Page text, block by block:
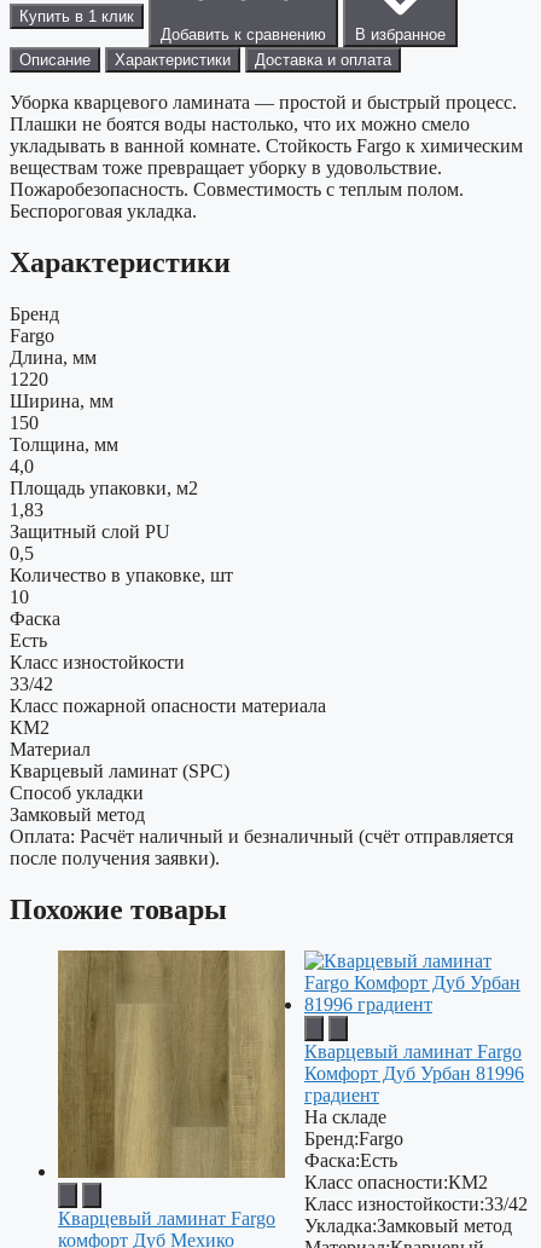
Купить в 1 клик
Добавить к сравнению
В избранное
Описание
Характеристики Доставка и оплата
Уборка кварцевого ламината — простой и быстрый процесс.
Плашки не боятся воды настолько, что их можно смело
укладывать в ванной комнате. Стойкость Fargo к химическим
веществам тоже превращает уборку в удовольствие.
Пожаробезопасность. Совместимость с теплым полом.
Беспороговая укладка.
Характеристики
Бренд
Fargo
Длина, мм
1220
Ширина, мм
150
Толщина, мм
4,0
Площадь упаковки, м2
1,83
Защитный слой PU
0,5
Количество в упаковке, шт
10
Фаска
Есть
Класс изностойкости
33/42
Класс пожарной опасности материала
КМ2
Материал
Кварцевый ламинат (SPC)
Способ укладки
Замковый метод
Оплата: Расчёт наличный и безналичный (счёт отправляется
после получения заявки).
Похожие товары
Кварцевый ламинат Fargo
комфорт Дуб Мехико
Кварцевый ламинат Fargo
Комфорт Дуб Урбан 81996
градиент
На складе
Бренд:Fargo
Фаска:Есть
Класс опасности:КМ2
Класс изностойкости:33/42
Укладка:Замковый метод